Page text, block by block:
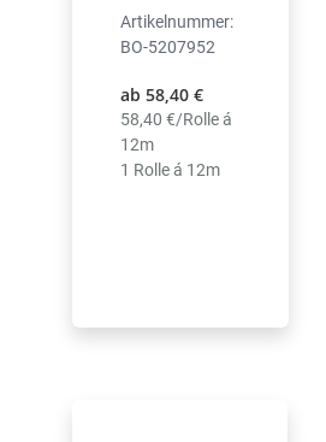
Artikelnummer:
BO-5207952
ab 58,40 €
58,40 €/Rolle á
12m
1 Rolle á 12m